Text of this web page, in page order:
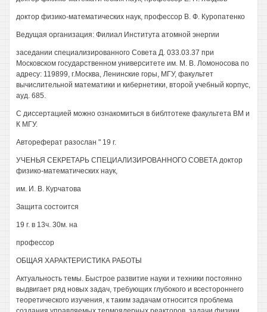
доктор физико-математических наук, профессор В. Ф. Куропатенко
Ведущая организация: Филиал Института атомной энергии
заседании специализированного Совета Д. 033.03.37 при
Московском государственном университете им. М. В. Ломоносова по
адресу: 119899, г.Москва, Ленинские горы, МГУ, факультет
вычислительной математики и кибернетики, второй учебный корпус,
ауд. 685.
С диссертацией можно ознакомиться в библтотеке факультета ВМ и
К МГУ.
Автореферат разослан " 19 г.
УЧЕНЬЯ СЕКРЕТАРЬ СПЕЦИАЛИЗИРОВАННОГО СОВЕТА доктор
физико-математических наук,
им. И. В. Курчатова
Защита состоится
19 г. в 13ч. 30м. на
профессор
ОБЩАЯ ХАРАКТЕРИСТИКА РАБОТЫ
Актуальность темы. Быстрое развитие науки и техники постоянно
выдвигает ряд новых задач, требующих глубокого и всестороннего
теоретического изучения, к таким задачам относится проблема